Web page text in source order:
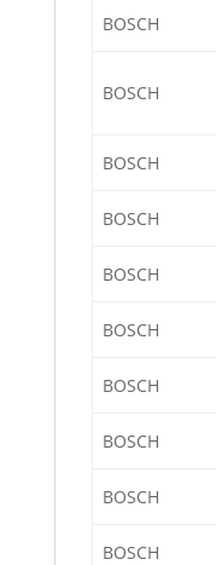
BOSCH
BOSCH
BOSCH
BOSCH
BOSCH
BOSCH
BOSCH
BOSCH
BOSCH
BOSCH